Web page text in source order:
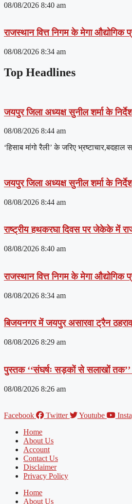
08/08/2026 8:40 am
राजस्थान वित्त निगम के मेगा औद्योगिक
08/08/2026 8:34 am
Top Headlines
जयपुर जिला अध्यक्ष सुनील शर्मा के
08/08/2026 8:44 am
‘हिसाब मांगो रैली’ के जरिए
जयपुर जिला अध्यक्ष सुनील शर्मा के
08/08/2026 8:44 am
राष्ट्रीय हथकरघा दिवस पर जेकेके में
08/08/2026 8:40 am
राजस्थान वित्त निगम के मेगा औद्योगिक
08/08/2026 8:34 am
बिजयनगर में जयपुर असारवा ट्रैन
08/08/2026 8:29 am
पुस्तक ‘‘संघर्षः सड़कों से सलाखों
08/08/2026 8:26 am
Facebook Twitter Youtube
Home
About Us
Account
Contact Us
Disclaimer
Privacy Policy
Home
About Us